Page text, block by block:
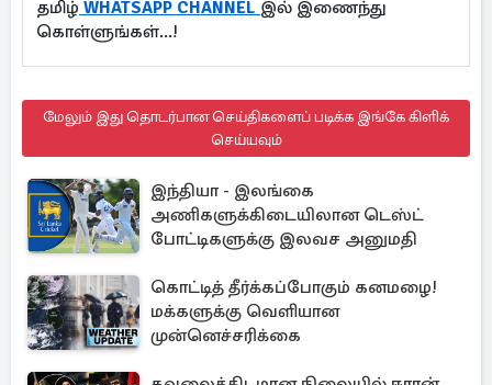
தமிழ் WHATSAPP CHANNEL இல் இணைந்து
கொள்ளுங்கள்...!
மேலும் இது தொடர்பான செய்திகளைப் படிக்க இங்கே கிளிக்
செய்யவும்
இந்தியா - இலங்கை
அணிகளுக்கிடையிலான டெஸ்ட்
போட்டிகளுக்கு இலவச அனுமதி
கொட்டித் தீர்க்கப்போகும் கனமழை!
மக்களுக்கு வெளியான
முன்னெச்சரிக்கை